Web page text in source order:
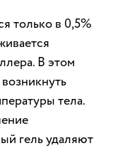
только в 0,5%
В этом
тела.
гель удаляют